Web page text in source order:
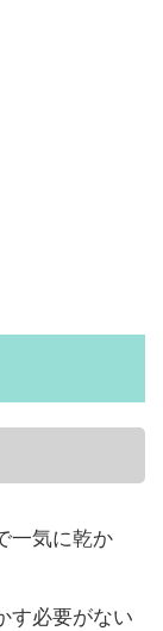
一気に乾か
す必要がない